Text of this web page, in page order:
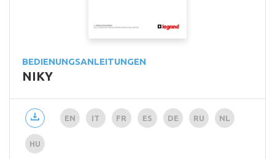
BEDIENUNGSANLEITUNGEN
NIKY
EN IT FR ES DE RU NL
HU